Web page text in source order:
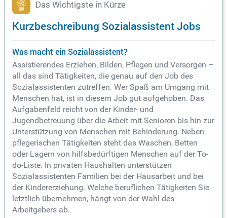
Das Wichtigste in Kürze
Kurzbeschreibung Sozialassistent Jobs
Was macht ein Sozialassistent?
Assistierendes Erziehen, Bilden, Pflegen und Versorgen –
all das sind Tätigkeiten, die genau auf den Job des
Sozialassistenten zutreffen. Wer Spaß am Umgang mit
Menschen hat, ist in diesem Job gut aufgehoben. Das
Aufgabenfeld reicht von der Kinder- und
Jugendbetreuung über die Arbeit mit Senioren bis hin zur
Unterstützung von Menschen mit Behinderung. Neben
pflegerischen Tätigkeiten steht das Waschen, Betten
oder Lagern von hilfsbedürftigen Menschen auf der To-
do-Liste. In privaten Haushalten unterstützen
Sozialassistenten Familien bei der Hausarbeit und bei
der Kindererziehung. Welche beruflichen Tätigkeiten Sie
letztlich übernehmen, hängt von der Wahl des
Arbeitgebers ab.